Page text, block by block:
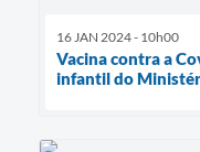
16 JAN 2024 - 10h00
Vacina contra a
infantil do